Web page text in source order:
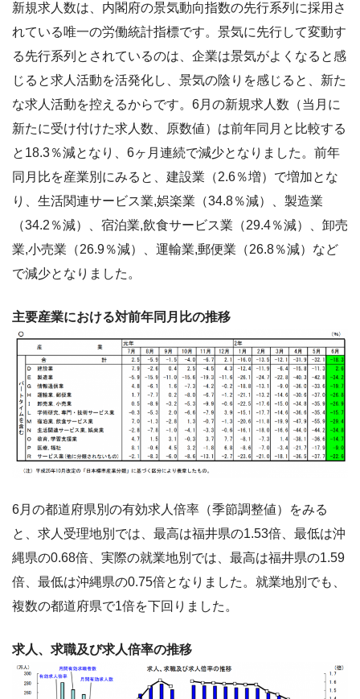
新規求人数は、内閣府の景気動向指数の先行系列に採用さ
れている唯一の労働統計指標です。景気に先行して変動す
る先行系列とされているのは、企業は景気がよくなると感
じると求人活動を活発化し、景気の陰りを感じると、新た
な求人活動を控えるからです。6月の新規求人数（当月に
新たに受け付けた求人数、原数値）は前年同月と比較する
と18.3％減となり、6ヶ月連続で減少となりました。前年
同月比を産業別にみると、建設業（2.6％増）で増加とな
り、生活関連サービス業,娯楽業（34.8％減）、製造業
（34.2％減）、宿泊業,飲食サービス業（29.4％減）、卸売
業,小売業（26.9％減）、運輸業,郵便業（26.8％減）など
で減少となりました。
主要産業における対前年同月比の推移
6月の都道府県別の有効求人倍率（季節調整値）をみる
と、求人受理地別では、最高は福井県の1.53倍、最低は沖
縄県の0.68倍、実際の就業地別では、最高は福井県の1.59
倍、最低は沖縄県の0.75倍となりました。就業地別でも、
複数の都道府県で1倍を下回りました。
求人、求職及び求人倍率の推移